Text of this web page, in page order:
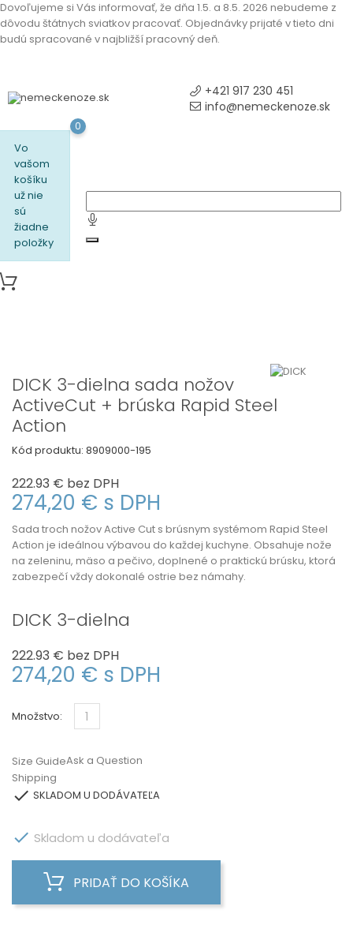
Dovoľujeme si Vás informovať, že dňa 1.5. a 8.5. 2026 nebudeme z
dôvodu štátnych sviatkov pracovať. Objednávky prijaté v tieto dni
budú spracované v najbližší pracovný deň.
+421 917 230 451
info@nemeckenoze.sk
Vo
vašom
košíku
už nie
sú
žiadne
položky
0
DICK 3-dielna sada nožov
ActiveCut + brúska Rapid Steel
Action
Kód produktu: 8909000-195
222.93 € bez DPH
274,20 € s DPH
Sada troch nožov Active Cut s brúsnym systémom Rapid Steel
Action je ideálnou výbavou do každej kuchyne. Obsahuje nože
na zeleninu, mäso a pečivo, doplnené o praktickú brúsku, ktorá
zabezpečí vždy dokonalé ostrie bez námahy.
DICK 3-dielna
222.93 € bez DPH
274,20 € s DPH
Množstvo:
Size Guide
Shipping
Ask a Question
 SKLADOM U DODÁVATEĽA
 Skladom u dodávateľa
PRIDAŤ DO KOŠÍKA